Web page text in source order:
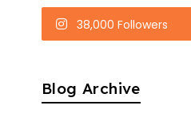
38,000 Followers
Blog Archive